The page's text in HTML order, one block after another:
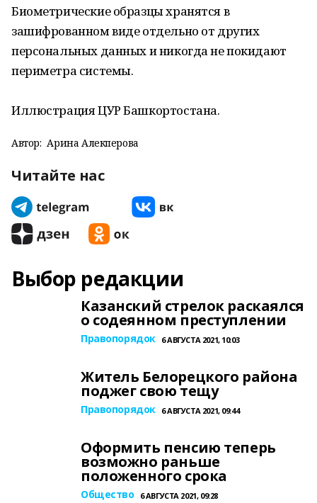
Биометрические образцы хранятся в
зашифрованном виде отдельно от других
персональных данных и никогда не покидают
периметра системы.
Иллюстрация ЦУР Башкортостана.
Автор: Арина Алекперова
Читайте нас
Выбор редакции
Казанский стрелок раскаялся
о содеянном преступлении
Правопорядок 6 АВГУСТА 2021, 10:03
Житель Белорецкого района
поджег свою тещу
Правопорядок 6 АВГУСТА 2021, 09:44
Оформить пенсию теперь
возможно раньше
положенного срока
Общество 6 АВГУСТА 2021, 09:28